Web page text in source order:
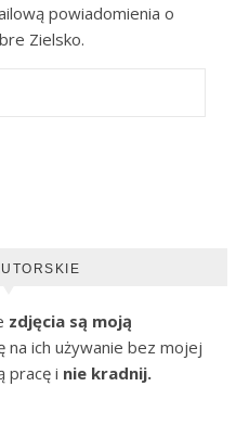
powiadomienia o
Zielsko.
zdjęcia są moją
na ich używanie bez mojej
pracę i nie kradnij.